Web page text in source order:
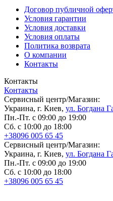
Договор публичной
Условия гарантии
Условия доставки
Условия оплаты
Политика возврата
О компании
Контакты
Контакты
Контакты
Сервисный центр/Магазин:
Украина, г. Киев, ул. Богдана
Пн.-Пт. с 09:00 до 19:00
Сб. с 10:00 до 18:00
+38096 005 65 45
Сервисный центр/Магазин:
Украина, г. Киев, ул. Богдана
Пн.-Пт. с 09:00 до 19:00
Сб. с 10:00 до 18:00
+38096 005 65 45